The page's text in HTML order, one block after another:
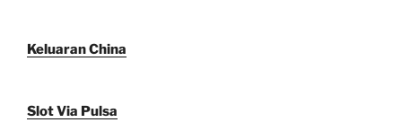
Keluaran China
Slot Via Pulsa